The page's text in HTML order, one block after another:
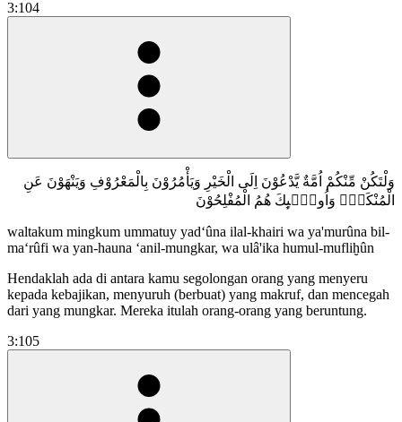
3:104
وَلْتَكُنْ مِّنْكُمْ اُمَّةٌ يَّدْعُوْنَ اِلَى الْخَيْرِ وَيَأْمُرُوْنَ بِالْمَعْرُوْفِ وَيَنْهَوْنَ عَنِ
الْمُنْكَرِۗ وَاُولٰۤىِٕكَ هُمُ الْمُفْلِحُوْنَ
waltakum mingkum ummatuy yad‘ûna ilal-khairi wa ya'murûna bil-
ma‘rûfi wa yan-hauna ‘anil-mungkar, wa ulâ'ika humul-mufliḫûn
Hendaklah ada di antara kamu segolongan orang yang menyeru
kepada kebajikan, menyuruh (berbuat) yang makruf, dan mencegah
dari yang mungkar. Mereka itulah orang-orang yang beruntung.
3:105